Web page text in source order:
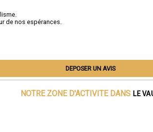
de nos espérances.
DEPOSER UN AVIS
NOTRE ZONE D'ACTIVITE DANS LE